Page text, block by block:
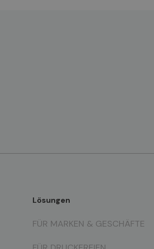
Lösungen
FÜR MARKEN & GESCHÄFTE